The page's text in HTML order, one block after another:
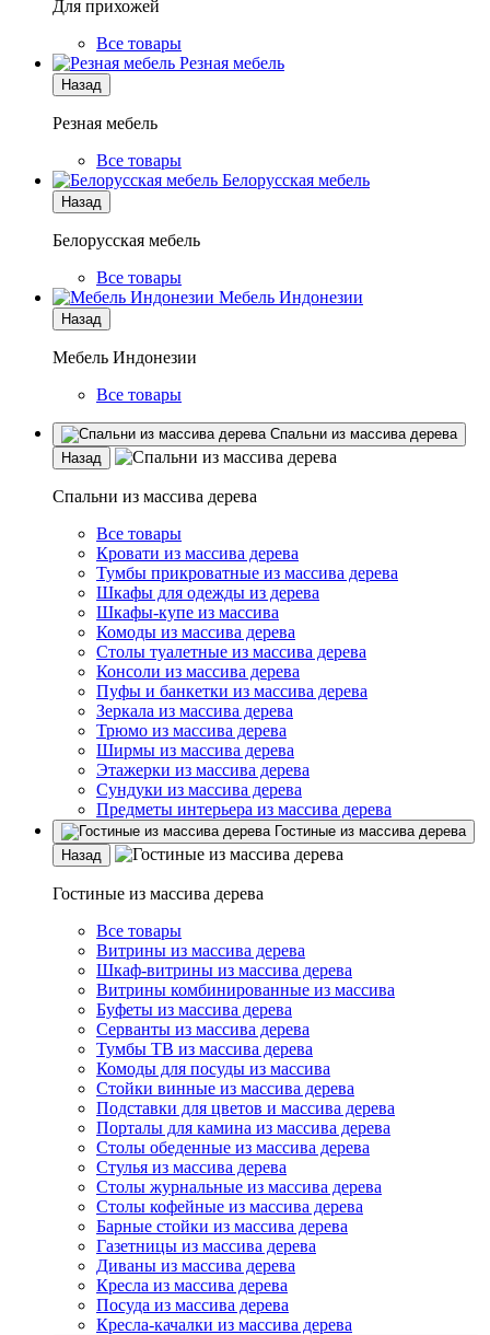
Для прихожей
Все товары
Резная мебель
Назад
Резная мебель
Все товары
Белорусская мебель
Назад
Белорусская мебель
Все товары
Мебель Индонезии
Назад
Мебель Индонезии
Все товары
Спальни из массива дерева
Назад
Спальни из массива дерева
Все товары
Кровати из массива дерева
Тумбы прикроватные из массива дерева
Шкафы для одежды из дерева
Шкафы-купе из массива
Комоды из массива дерева
Столы туалетные из массива дерева
Консоли из массива дерева
Пуфы и банкетки из массива дерева
Зеркала из массива дерева
Трюмо из массива дерева
Ширмы из массива дерева
Этажерки из массива дерева
Сундуки из массива дерева
Предметы интерьера из массива дерева
Гостиные из массива дерева
Назад
Гостиные из массива дерева
Все товары
Витрины из массива дерева
Шкаф-витрины из массива дерева
Витрины комбинированные из массива
Буфеты из массива дерева
Серванты из массива дерева
Тумбы ТВ из массива дерева
Комоды для посуды из массива
Стойки винные из массива дерева
Подставки для цветов и массива дерева
Порталы для камина из массива дерева
Столы обеденные из массива дерева
Стулья из массива дерева
Столы журнальные из массива дерева
Столы кофейные из массива дерева
Барные стойки из массива дерева
Газетницы из массива дерева
Диваны из массива дерева
Кресла из массива дерева
Посуда из массива дерева
Кресла-качалки из массива дерева